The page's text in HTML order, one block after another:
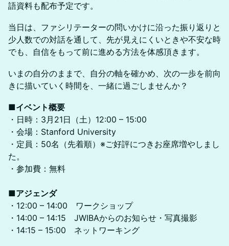
語資料も配布予定です。
当日は、ファシリテーターの問いかけに沿った振り返りと
少人数での対話を通して、先が見えにくいときや不安な時
でも、自信をもって前に進める方法を体感頂きます。
いまの自分のままで、自分の軸を確かめ、次の一歩を前向
きに描いていく時間を、一緒に過ごしませんか？
■イベント概要
・日時：3月21日（土）12:00 – 15:00
・会場：Stanford University
・定員：50名（先着順）※ご好評につきお座席増やしまし
た。
・参加費：無料
■アジェンダ
・12:00 – 14:00 ワークショップ
・14:00 – 14:15 JWIBAからのお知らせ・写真撮影
・14:15 – 15:00 ネットワーキング